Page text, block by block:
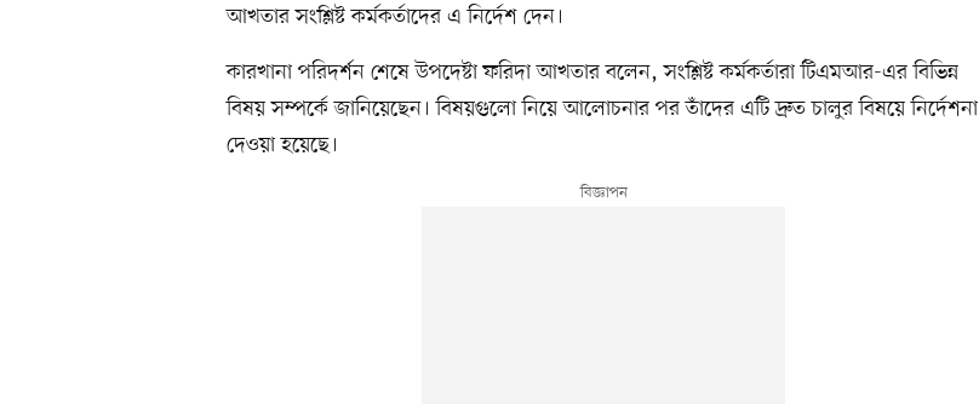
আখতার সংশ্লিষ্ট কর্মকর্তাদের এ নির্দেশ দেন।
কারখানা পরিদর্শন শেষে উপদেষ্টা ফরিদা আখতার বলেন, সংশ্লিষ্ট কর্মকর্তারা টিএমআর-এর বিভিন্ন
বিষয় সম্পর্কে জানিয়েছেন। বিষয়গুলো নিয়ে আলোচনার পর তাঁদের এটি দ্রুত চালুর বিষয়ে নির্দেশনা
দেওয়া হয়েছে।